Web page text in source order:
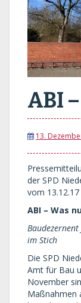
ABI
13.
der SPD
vom 13.12.17
ABI – Was
im Stich
Die SPD
Amt für Bau
November
Maßnahmen